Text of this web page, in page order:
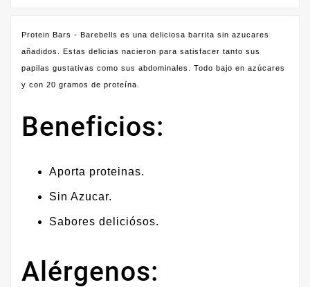
Protein Bars - Barebells es una deliciosa barrita sin azucares
añadidos. Estas delicias nacieron para satisfacer tanto sus
papilas gustativas como sus abdominales. Todo bajo en azúcares
y con 20 gramos de proteína.
Beneficios:
Aporta proteinas.
Sin Azucar.
Sabores deliciósos.
Alérgenos: